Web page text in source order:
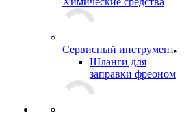
Сервисный инструмент
Шланги для
заправки фреоном